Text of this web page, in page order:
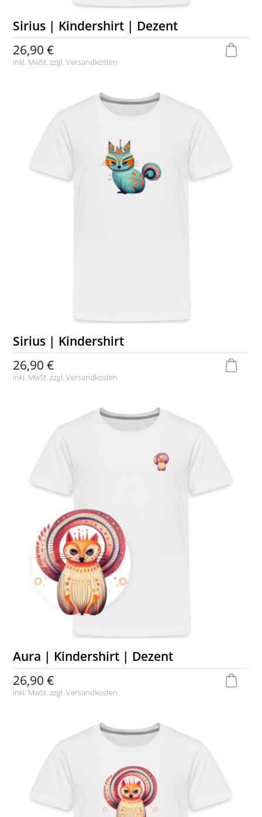
Sirius | Kindershirt | Dezent
26,90 €
inkl. MwSt. zzgl.Versandkosten
Sirius | Kindershirt
26,90 €
inkl. MwSt. zzgl.Versandkosten
Aura | Kindershirt | Dezent
26,90 €
inkl. MwSt. zzgl.Versandkosten